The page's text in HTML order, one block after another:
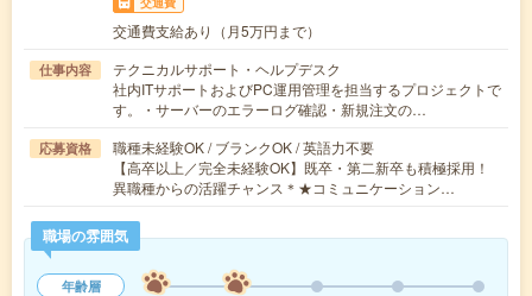
交通費支給あり（月5万円まで）
仕事内容
テクニカルサポート・ヘルプデスク
社内ITサポートおよびPC運用管理を担当するプロジェクトで
す。・サーバーのエラーログ確認・新規注文の…
応募資格
職種未経験OK / ブランクOK / 英語力不要
【高卒以上／完全未経験OK】既卒・第二新卒も積極採用！
異職種からの活躍チャンス＊★コミュニケーション…
職場の雰囲気
年齢層